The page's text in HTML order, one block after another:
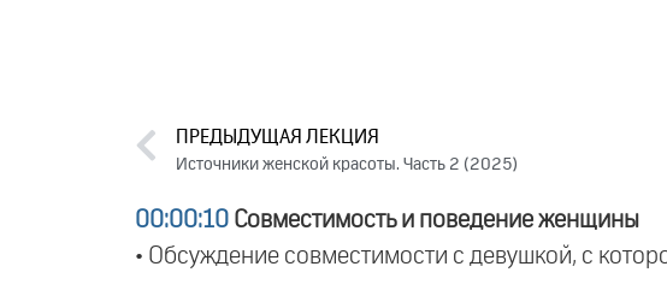
ПРЕДЫДУЩАЯ ЛЕКЦИЯ
Источники женской красоты. Часть 2 (2025)
00:00:10 Совместимость и поведение женщины
• Обсуждение совместимости с девушкой, с